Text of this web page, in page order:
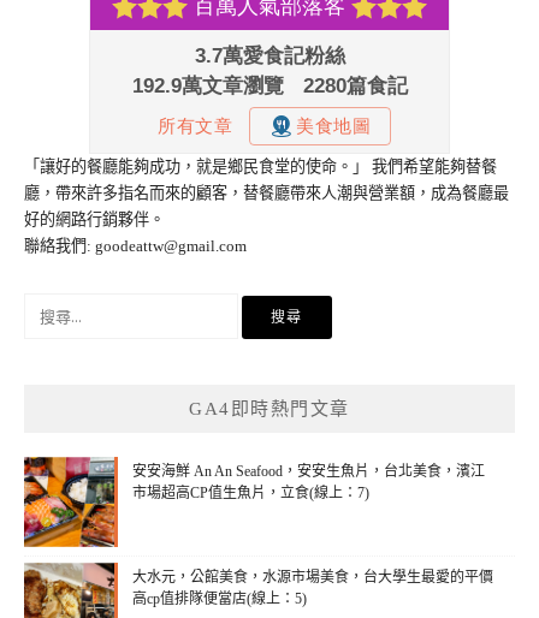
「讓好的餐廳能夠成功，就是鄉民食堂的使命。」 我們希望能夠替餐
廳，帶來許多指名而來的顧客，替餐廳帶來人潮與營業額，成為餐廳最
好的網路行銷夥伴。
聯絡我們: goodeattw@gmail.com
GA4即時熱門文章
安安海鮮 An An Seafood，安安生魚片，台北美食，濱江
市場超高CP值生魚片，立食(線上：7)
大水元，公館美食，水源市場美食，台大學生最愛的平價
高cp值排隊便當店(線上：5)